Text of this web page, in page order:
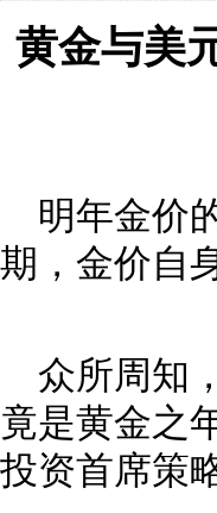
黄金与美
明年金价
期，金价自
众所周知
竟是黄金之
投资首席策